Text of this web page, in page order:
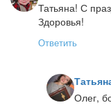
Татьяна! С
Здоровья!
Ответить
Олег,